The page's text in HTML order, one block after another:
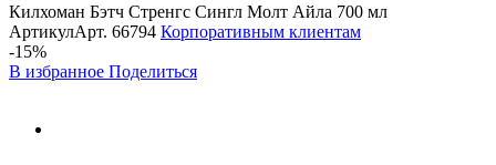
Килхоман Бэтч Стренгс Сингл Молт Айла 700 мл
АртикулАрт. 66794 Корпоративным клиентам
-15%
В избранное Поделиться